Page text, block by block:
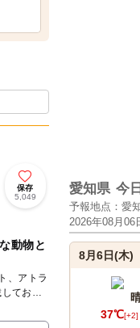
保存
5,049
動物と
、アトラ
ており
愛知県 今
予報地点：愛
2026年08月06
8月6日(木)
37℃[+2]